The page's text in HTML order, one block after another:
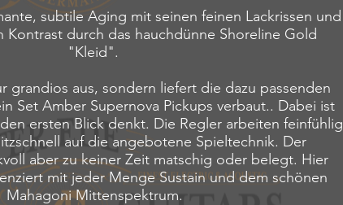
subtile Aging mit seinen feinen Lackrissen und
Kontrast durch das hauchdünne Shoreline Gold
"Kleid".
grandios aus, sondern liefert die dazu passenden
Set Amber Supernova Pickups verbaut.. Dabei ist
ersten Blick denkt. Die Regler arbeiten feinfühlig
auf die angebotene Spieltechnik. Der
aber zu keiner Zeit matschig oder belegt. Hier
mit jeder Menge Sustain und dem schönen
Mahagoni Mittenspektrum.